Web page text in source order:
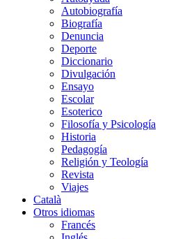
Autobiografía
Biografía
Denuncia
Deporte
Diccionario
Divulgación
Ensayo
Escolar
Esoterico
Filosofía y Psicología
Historia
Pedagogía
Religión y Teología
Revista
Viajes
Català
Otros idiomas
Francés